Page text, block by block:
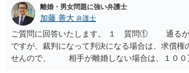
と考えます。 ③ 借用書があっても、後から100万
することは認められるのか。 ⇒おそらく１００万
取る正当な権利がないのに利益を取得した）とし
るものかと推察しますので、 貸金返還ではない
は現在、収入も不安定で貯金もなくリボ払い借金
今年に再婚したが主人はお金に厳しい為、一括で
離婚・男女問題に強い弁護士
加藤 善大 弁護士
ご質問に回答いたします。 １ 質問① 通るか
ですが、裁判になって判決になる場合は、求償権
せんので、 相手が離婚しない場合は、１００